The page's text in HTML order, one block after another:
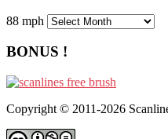
88 mph
BONUS !
Copyright © 2011-2026